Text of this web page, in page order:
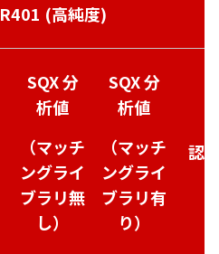
R401 (高純度)
SQX分
析値
（マッチ
ングライ
ブラリ無
し）
SQX分
析値
（マッチ
ングライ
ブラリ有
り）
認